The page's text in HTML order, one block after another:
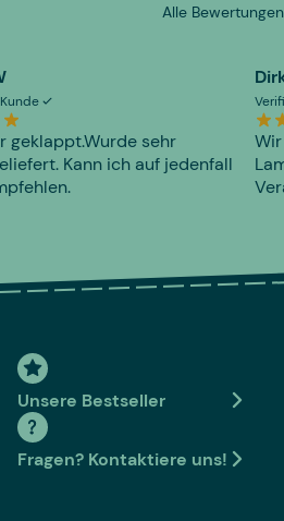
Alle
geklappt.Wurde sehr
Kann ich auf jedenfall
Unsere Bestseller
Fragen? Kontaktiere uns!